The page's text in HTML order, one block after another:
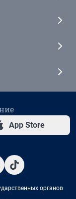
App Store
органов